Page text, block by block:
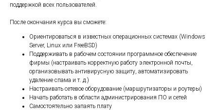
поддержкой всех пользователей.
После окончания курса вы сможете:
Ориентироваться в известных операционных системах (Windows
Server, Linux или FreeBSD)
Поддерживать в рабочем состоянии программное обеспечение
фирмы (настраивать корректную работу электронной почты,
организовывать антивирусную защиту, автоматизировать
удаление спама и т. д.)
Настраивать сетевое оборудование (маршрутизаторы и роутеры)
Начать работать в области администрирования ПО и сетей
Самостоятельно запаять плату